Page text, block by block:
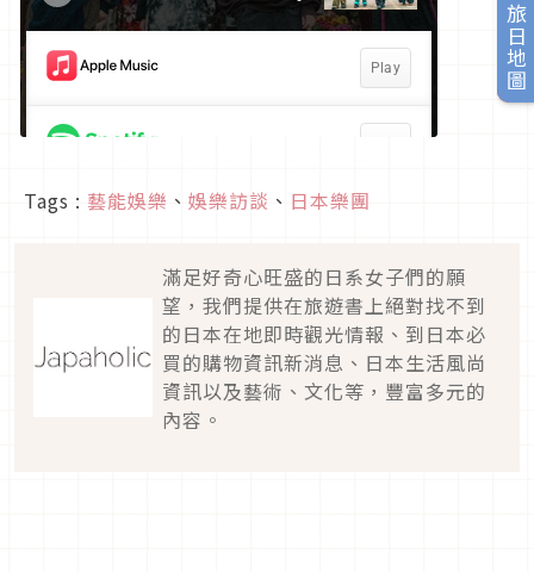
旅日地圖
Tags : 藝能娛樂 、 娛樂訪談 、 日本樂團
滿足好奇心旺盛的日系女子們的願
望，我們提供在旅遊書上絕對找不到
的日本在地即時觀光情報、到日本必
買的購物資訊新消息、日本生活風尚
資訊以及藝術、文化等，豐富多元的
內容。